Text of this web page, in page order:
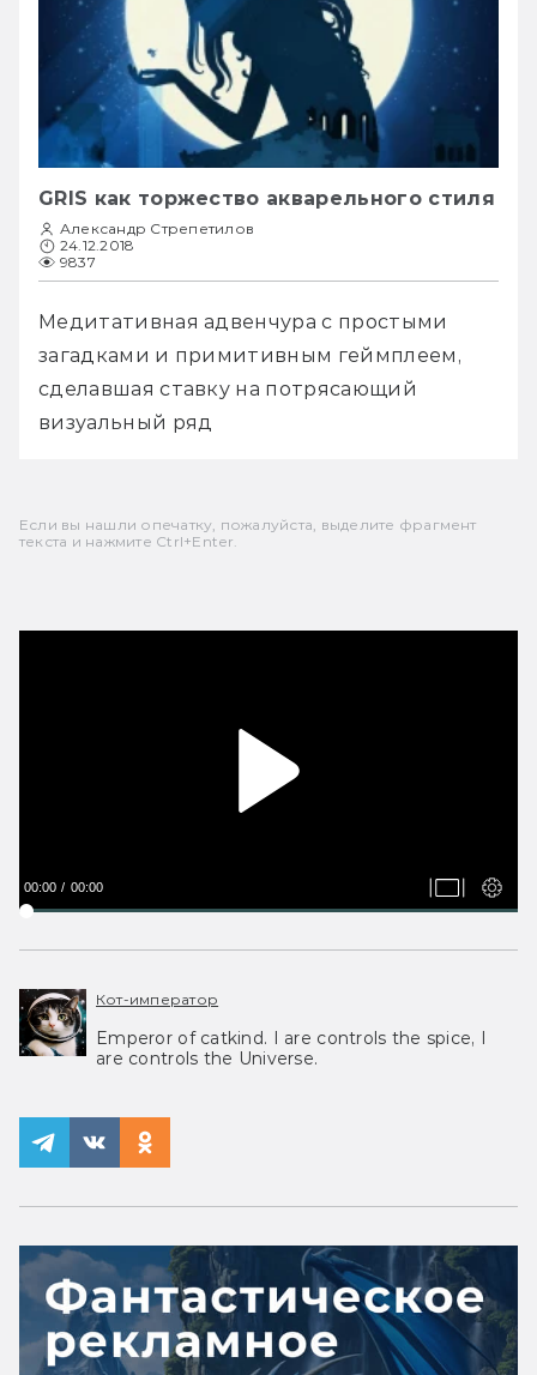
GRIS как торжество акварельного стиля
Александр Стрепетилов
24.12.2018
9837
Медитативная адвенчура с простыми
загадками и примитивным геймплеем,
сделавшая ставку на потрясающий
визуальный ряд
Если вы нашли опечатку, пожалуйста, выделите фрагмент
текста и нажмите Ctrl+Enter.
00:00 00:00
Кот-император
Emperor of catkind. I are controls the spice, I
are controls the Universe.